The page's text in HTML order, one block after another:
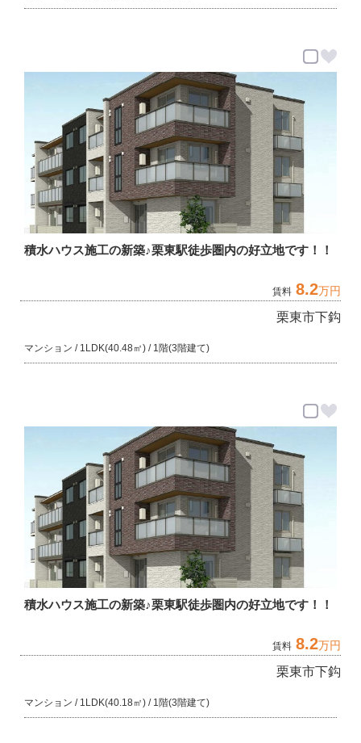
積水ハウス施工の新築♪栗東駅徒歩圏内の好立地です！！
栗東市下鈎
賃料 8.2万円
マンション / 1LDK(40.48㎡) / 1階(3階建て)
積水ハウス施工の新築♪栗東駅徒歩圏内の好立地です！！
栗東市下鈎
賃料 8.2万円
マンション / 1LDK(40.18㎡) / 1階(3階建て)